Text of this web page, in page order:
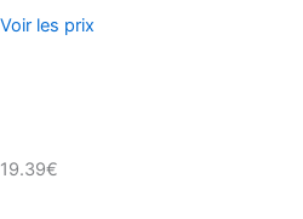
Voir les prix
19.39€